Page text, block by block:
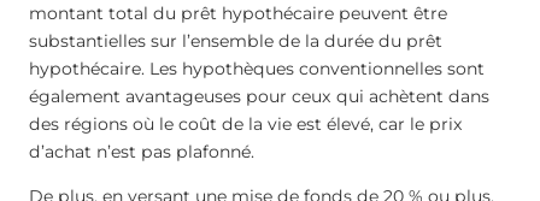
montant total du prêt hypothécaire peuvent être
substantielles sur l’ensemble de la durée du prêt
hypothécaire. Les hypothèques conventionnelles sont
également avantageuses pour ceux qui achètent dans
des régions où le coût de la vie est élevé, car le prix
d’achat n’est pas plafonné.
De plus, en versant une mise de fonds de 20 % ou plus,